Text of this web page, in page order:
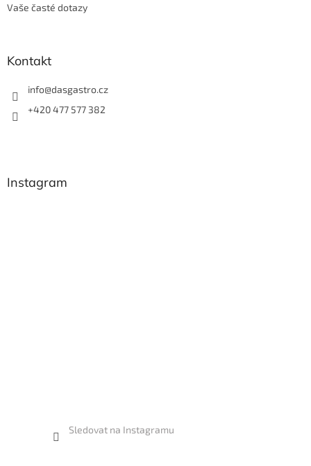
Vaše časté dotazy
Kontakt
info@dasgastro.cz
+420 477 577 382
Instagram
Sledovat na Instagramu